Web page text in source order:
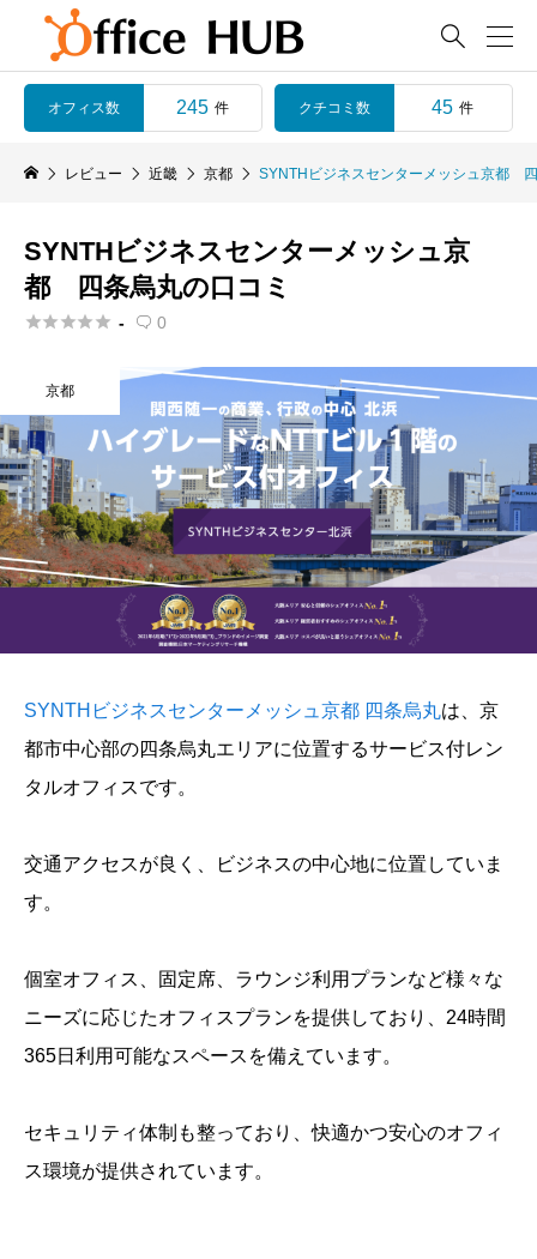

オフィス数 245 件 クチコミ数 45 件
レビュー 近畿 京都 SYNTHビジネスセンターメッシュ京都
SYNTHビジネスセンターメッシュ京
都 四条烏丸の口コミ
 -  0
京都
SYNTHビジネスセンターメッシュ京都 四条烏丸は、京
都市中心部の四条烏丸エリアに位置するサービス付レン
タルオフィスです。
交通アクセスが良く、ビジネスの中心地に位置していま
す。
個室オフィス、固定席、ラウンジ利用プランなど様々な
ニーズに応じたオフィスプランを提供しており、24時間
365日利用可能なスペースを備えています。
セキュリティ体制も整っており、快適かつ安心のオフィ
ス環境が提供されています。